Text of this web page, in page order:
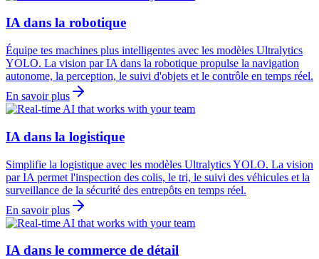
IA dans la robotique
Équipe tes machines plus intelligentes avec les modèles Ultralytics
YOLO. La vision par IA dans la robotique propulse la navigation
autonome, la perception, le suivi d'objets et le contrôle en temps réel.
En savoir plus
IA dans la logistique
Simplifie la logistique avec les modèles Ultralytics YOLO. La vision
par IA permet l'inspection des colis, le tri, le suivi des véhicules et la
surveillance de la sécurité des entrepôts en temps réel.
En savoir plus
IA dans le commerce de détail